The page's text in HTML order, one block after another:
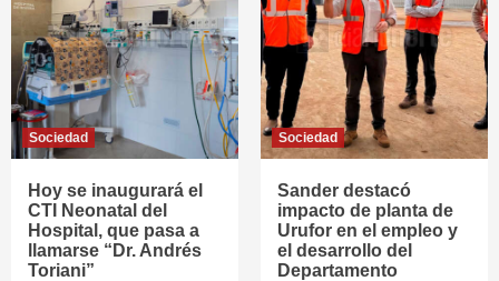
Sociedad
Hoy se inaugurará el
CTI Neonatal del
Hospital, que pasa a
llamarse “Dr. Andrés
Toriani”
Sociedad
Sander destacó
impacto de planta de
Urufor en el empleo y
el desarrollo del
Departamento